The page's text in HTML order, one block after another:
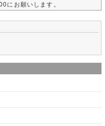
にお願いします。